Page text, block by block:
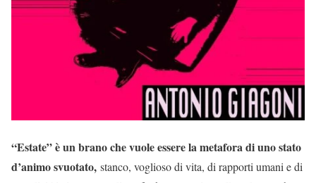
“Estate” è un brano che vuole essere la metafora di uno stato
d’animo svuotato, stanco, voglioso di vita, di rapporti umani e di